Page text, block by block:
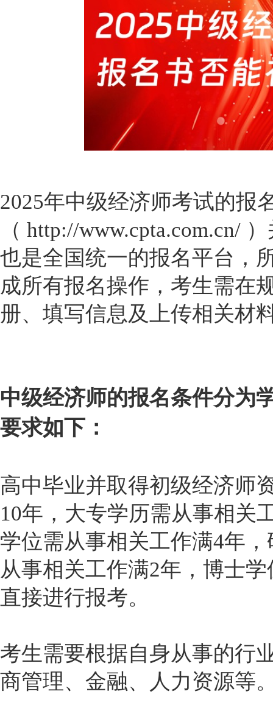
2025年中级经济师考试的报
（ http://www.cpta.com.cn/
也是全国统一的报名平台，
成所有报名操作，考生需在
册、填写信息及上传相关材
中级经济师的报名条件分为
要求如下：
高中毕业并取得初级经济师
10年，大专学历需从事相关
学位需从事相关工作满4年
从事相关工作满2年，博士
直接进行报考。
考生需要根据自身从事的行
商管理、金融、人力资源等